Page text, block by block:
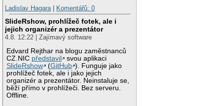
Ladislav Hagara| Komentářů: 0
SlideRshow, prohlížeč fotek, ale i
jejich organizér a prezentátor
4.8. 12:22 | Zajímavý software
Edvard Rejthar na blogu zaměstnanců
CZ.NIC představil
svou aplikaci
SlideRshow
(GitHub ). Funguje jako
prohlížeč fotek, ale i jako jejich
organizér a prezentátor. Neinstaluje se,
běží přímo v prohlížeči. Bez serveru.
Offline.